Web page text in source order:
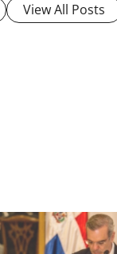
View All Posts